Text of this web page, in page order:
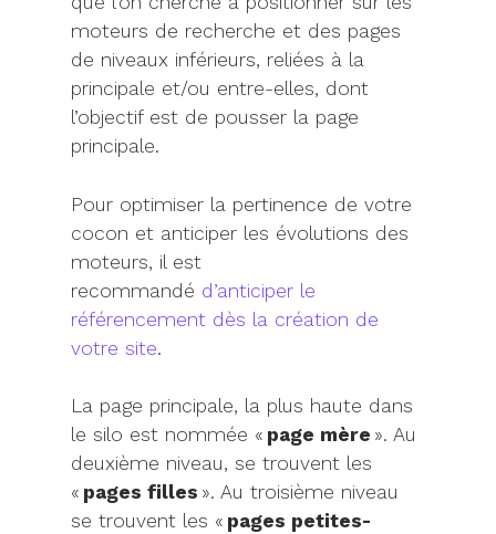
moteurs de recherche et des pages
de niveaux inférieurs, reliées à la
principale et/ou entre-elles, dont
l’objectif est de pousser la page
principale.
Pour optimiser la pertinence de votre
cocon et anticiper les évolutions des
moteurs, il est
recommandé d’anticiper le
référencement dès la création de
votre site.
La page principale, la plus haute dans
le silo est nommée « page mère ». Au
deuxième niveau, se trouvent les
« pages filles ». Au troisième niveau
se trouvent les « pages petites-